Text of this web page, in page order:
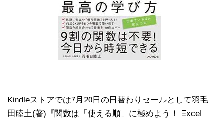
Kindleストアでは7月20日の日替わりセールとして羽毛
田睦土(著)『関数は「使える順」に極めよう！ Excel